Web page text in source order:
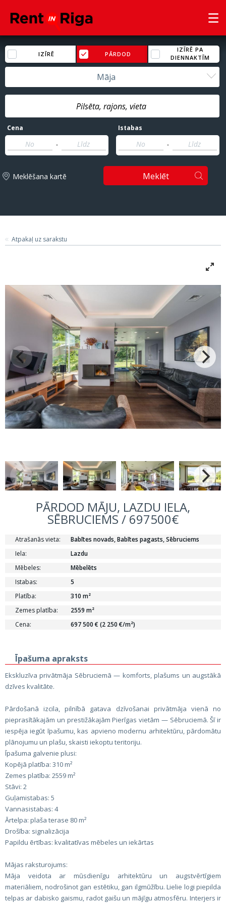
IZĪRĒ PĀRDOD
IZĪRĒ PA
DIENNAKTĪM
Māja
Cena
-
Istabas
-
Meklēšana kartē Meklēt
Atpakaļ uz sarakstu
PĀRDOD MĀJU, LAZDU IELA,
SĒBRUCIEMS / 697500€
Atrašanās vieta:
Babītes novads, Babītes pagasts, Sēbruciems
Iela:
Lazdu
Mēbeles:
Mēbelēts
Istabas:
5
Platība:
310 m²
Zemes platība:
2559 m²
Cena:
697 500 € (2 250 €/m²)
Īpašuma apraksts
Ekskluzīva privātmāja Sēbruciemā — komforts, plašums un augstākā
dzīves kvalitāte.
Pārdošanā izcila, pilnībā gatava dzīvošanai privātmāja vienā no
pieprasītākajām un prestižākajām Pierīgas vietām — Sēbruciemā. Šī ir
iespēja iegūt īpašumu, kas apvieno modernu arhitektūru, pārdomātu
plānojumu un plašu, skaisti iekoptu teritoriju.
Īpašuma galvenie plusi:
Kopējā platība: 310 m²
Zemes platība: 2559 m²
Stāvi: 2
Guļamistabas: 5
Vannasistabas: 4
Ārtelpa: plaša terase 80 m²
Drošība: signalizācija
Papildu ērtības: kvalitatīvas mēbeles un iekārtas
Mājas raksturojums:
Māja veidota ar mūsdienīgu arhitektūru un augstvērtīgiem
materiāliem, nodrošinot gan estētiku, gan ilgmūžību. Lielie logi piepilda
telpas ar dabisko gaismu, radot gaišu un mājīgu atmosfēru. Interjers ir